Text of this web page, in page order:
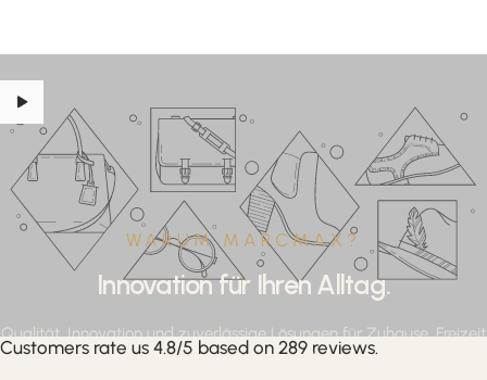
WARUM MARCMAX?
Innovation für Ihren Alltag.
Qualität, Innovation und zuverlässige Lösungen für Zuhause, Freizeit
und professionelle Anwendungen.
Customers rate us 4.8/5 based on 289 reviews.